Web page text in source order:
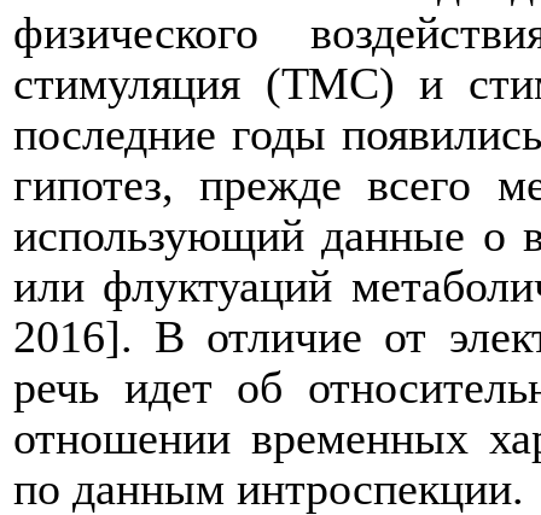
физического
стимуляция (ТМС) и
последние годы
гипотез, прежде всего
использующий данные о
или флуктуаций
2016]. В отличие от
речь идет об
отношении временных
по данным интроспекции.